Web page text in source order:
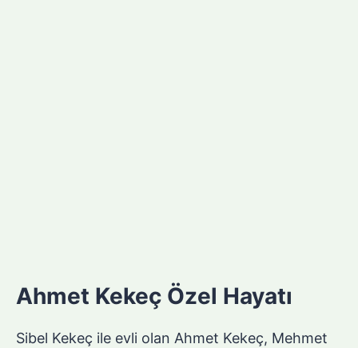
Ahmet Kekeç Özel Hayatı
Sibel Kekeç ile evli olan Ahmet Kekeç, Mehmet